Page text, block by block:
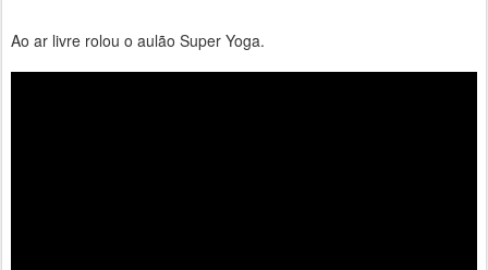
Ao ar livre rolou o aulão Super Yoga.